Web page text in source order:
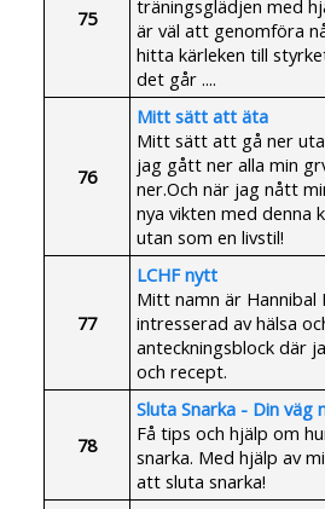
75
träningsglädjen med
är väl att genomföra
hitta kärleken till
det går ....
76
Mitt sätt att äta
Mitt sätt att gå ner
jag gått ner alla min
ner.Och när jag nått
nya vikten med denna
utan som en livstil!
77
LCHF nytt
Mitt namn är Hannibal
intresserad av hälsa
anteckningsblock där
och recept.
78
Sluta Snarka - Din
Få tips och hjälp om
snarka. Med hjälp av
att sluta snarka!